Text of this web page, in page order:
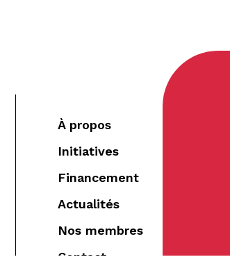
À propos
Initiatives
Financement
Actualités
Nos membres